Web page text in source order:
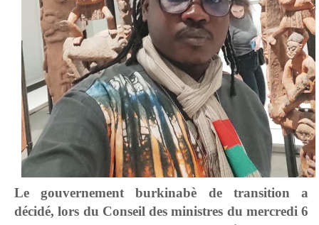
Le gouvernement burkinabè de transition a
décidé, lors du Conseil des ministres du mercredi 6